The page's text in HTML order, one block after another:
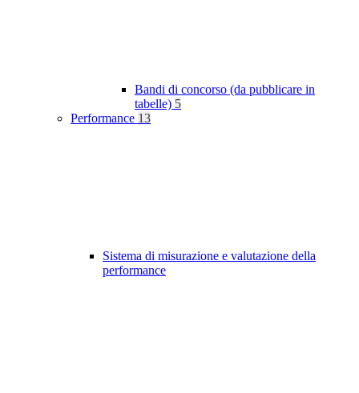
Bandi di concorso (da pubblicare in
tabelle) 5
Performance 13
Sistema di misurazione e valutazione della
performance